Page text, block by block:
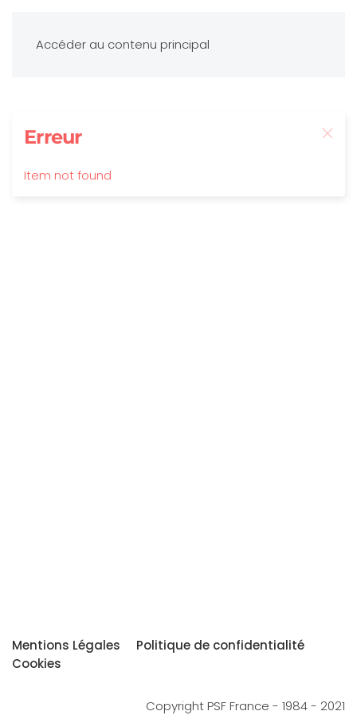
Accéder au contenu principal
Erreur
Item not found
Mentions Légales
Politique de confidentialité
Cookies
Copyright PSF France - 1984 - 2021